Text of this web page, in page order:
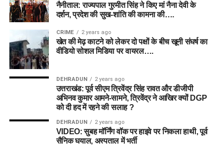
नैनीताल: राज्यपाल गुरमीत सिंह ने किए मां नैना देवी के
दर्शन, प्रदेश की सुख-शांति की कामना की….
CRIME 2 years ago
खेत की मेढ़ काटने को लेकर दो पक्षों के बीच खूनी संघर्ष का
वीडियो सोशल मिडिया पर वायरल….
DEHRADUN 2 years ago
उत्तराखंड: पूर्व सीएम त्रिवेंद्र सिंह रावत और डीजीपी
अभिनव कुमार आमने-सामने, त्रिवेंद्र ने आखिर क्यों DGP
को दी हद में रहने की सलाह ?
DEHRADUN 2 years ago
VIDEO: सुबह मॉर्निंग वॉक पर हाइवे पर निकला हाथी, पूर्व
सैनिक घयाल, अस्पताल में भर्ती